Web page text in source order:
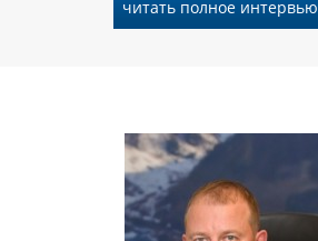
читать полное интервью